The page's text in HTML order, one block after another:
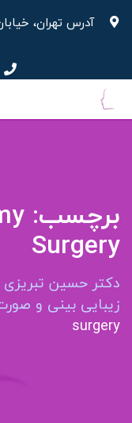
پرش
برچسب:
Surgery
دکتر حسین
زیبایی بینی و
surgery